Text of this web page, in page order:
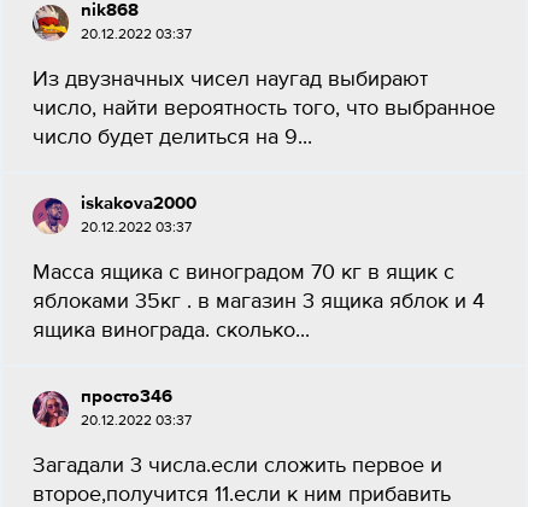
nik868
20.12.2022 03:37
Из двузначных чисел наугад выбирают
число, найти вероятность того, что выбранное
число будет делиться на 9...
iskakova2000
20.12.2022 03:37
Масса ящика с виноградом 70 кг в ящик с
яблоками 35кг . в магазин 3 ящика яблок и 4
ящика винограда. сколько...
просто346
20.12.2022 03:37
Загадали 3 числа.если сложить первое и
второе,получится 11.если к ним прибавить